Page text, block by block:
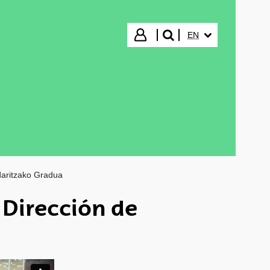
Login
search"
EN
Gradua
de